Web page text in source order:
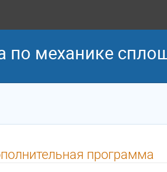
по механике
программа